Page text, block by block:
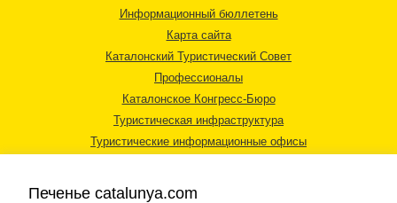
Информационный бюллетень
Карта сайта
Каталонский Туристический Совет
Профессионалы
Каталонское Конгресс-Бюро
Туристическая инфраструктура
Туристические информационные офисы
Печенье catalunya.com